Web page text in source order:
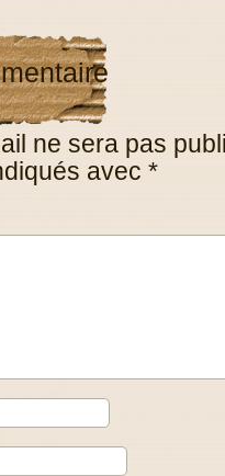
ne sera pas
avec *